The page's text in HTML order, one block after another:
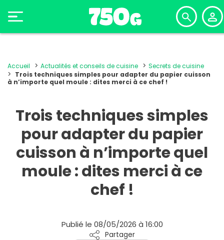
Accueil Actualités et conseils de cuisine
Secrets de cuisine
Trois techniques simples pour adapter du papier cuisson
à n’importe quel moule : dites merci à ce chef !
Trois techniques simples
pour adapter du papier
cuisson à n’importe quel
moule : dites merci à ce
chef !
Publié le 08/05/2026 à 16:00
Partager